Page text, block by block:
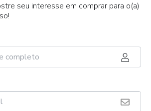
seu interesse em comprar para o(a)